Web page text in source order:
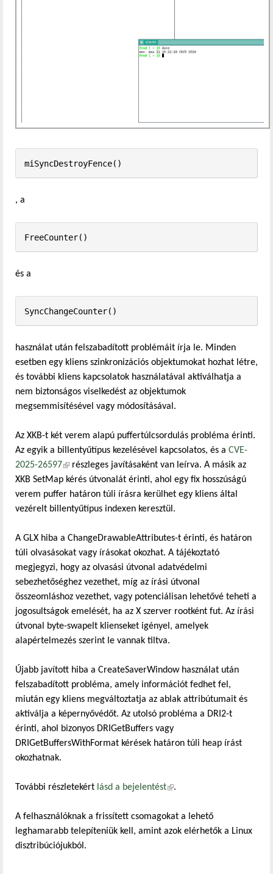
miSyncDestroyFence()
, a
FreeCounter()
és a
SyncChangeCounter()
használat után felszabadított problémáit írja le. Minden
esetben egy kliens szinkronizációs objektumokat hozhat létre,
és további kliens kapcsolatok használatával aktiválhatja a
nem biztonságos viselkedést az objektumok
megsemmisítésével vagy módosításával.
Az XKB-t két verem alapú puffertúlcsordulás probléma érinti.
Az egyik a billentyűtípus kezelésével kapcsolatos, és a CVE-
2025-26597(külső hivatkozás)
részleges javításaként van leírva. A másik az
XKB SetMap kérés útvonalát érinti, ahol egy fix hosszúságú
verem puffer határon túli írásra kerülhet egy kliens által
vezérelt billentyűtípus indexen keresztül.
A GLX hiba a ChangeDrawableAttributes-t érinti, és határon
túli olvasásokat vagy írásokat okozhat. A tájékoztató
megjegyzi, hogy az olvasási útvonal adatvédelmi
sebezhetőséghez vezethet, míg az írási útvonal
összeomláshoz vezethet, vagy potenciálisan lehetővé teheti a
jogosultságok emelését, ha az X szerver rootként fut. Az írási
útvonal byte-swapelt klienseket igényel, amelyek
alapértelmezés szerint le vannak tiltva.
Újabb javított hiba a CreateSaverWindow használat után
felszabadított probléma, amely információt fedhet fel,
miután egy kliens megváltoztatja az ablak attribútumait és
aktiválja a képernyővédőt. Az utolsó probléma a DRI2-t
érinti, ahol bizonyos DRIGetBuffers vagy
DRIGetBuffersWithFormat kérések határon túli heap írást
okozhatnak.
További részletekért lásd a bejelentést(külső hivatkozás)
.
A felhasználóknak a frissített csomagokat a lehető
leghamarabb telepíteniük kell, amint azok elérhetők a Linux
disztribúciójukból.